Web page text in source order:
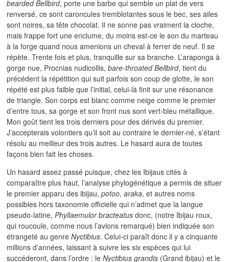
bearded Bellbird, porte une barbe qui semble un plat de vers
renversé, ce sont caroncules tremblotantes sous le bec, ses ailes
sont noires, sa tête chocolat. Il ne sonne pas vraiment la cloche,
mais frappe fort une enclume, du moins est-ce le son du marteau
à la forge quand nous amenions un cheval à ferrer de neuf. Il se
répète. Trente fois et plus, tranquille sur sa branche. L’araponga à
gorge nue, Procnias nudicollis,bare-throated Bellbird, tient du
précédent la répétition qui suit parfois son coup de glotte, le son
répété est plus faible que l’initial, celui-là finit sur une résonance
de triangle. Son corps est blanc comme neige comme le premier
d’entre tous, sa gorge et son front nus sont vert-bleu métallique.
Mon goût tient les trois derniers pour des dérivés du premier.
J’accepterais volontiers qu’il soit au contraire le dernier-né, s’étant
résolu au meilleur des trois autres. Le hasard aura de toutes
façons bien fait les choses.
Un hasard assez passé puisque, chez les Ibijaus cités à
comparaître plus haut, l’analyse phylogénétique a permis de situer
le premier apparu des ibijau,potoo,araka, et autres noms
possibles hors taxonomie officielle qui n’admet que la langue
pseudo-latine,Phyllaemulor bracteatus donc, (notre Ibijau roux,
qui roucoule, comme nous l’avions remarqué) bien indiquée son
étrangeté au genreNyctibius. Celui-ci paraît donc il y a cinquante
millions d’années, laissant à suivre les six espèces qui lui
succéderont, dans l’ordre : leNyctibius grandis (Grand ibijau) et le